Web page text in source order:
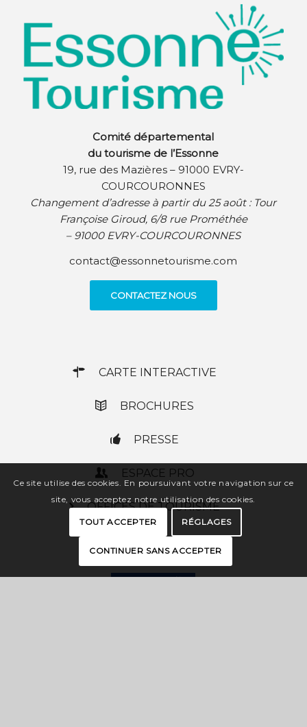
Comité départemental
du tourisme de l’Essonne
19, rue des Mazières – 91000 EVRY-
COURCOURONNES
Changement d’adresse à partir du 25 août : Tour
Françoise Giroud, 6/8 rue Prométhée
– 91000 EVRY-COURCOURONNES
contact@essonnetourisme.com
CONTACTEZ NOUS
CARTE INTERACTIVE
BROCHURES
PRESSE
ESPACE PRO
OFFICES DE TOURISME
Ce site utilise des cookies. En poursuivant votre navigation sur ce
site, vous acceptez notre utilisation des cookies.
TOUT ACCEPTER RÉGLAGES
CONTINUER SANS ACCEPTER